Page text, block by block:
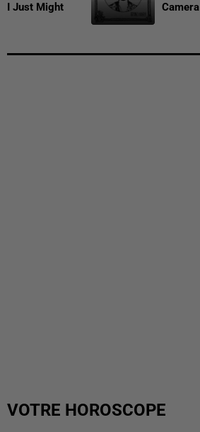
I Just Might Camera
VOTRE HOROSCOPE